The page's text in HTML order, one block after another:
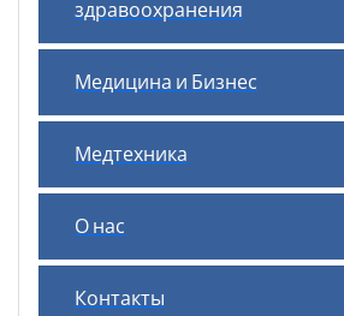
здравоохранения
Медицина и Бизнес
Медтехника
О нас
Контакты